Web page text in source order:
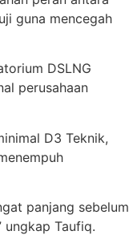
guna mencegah
DSLNG
perusahaan
D3 Teknik,
panjang sebelum
ungkap Taufiq.